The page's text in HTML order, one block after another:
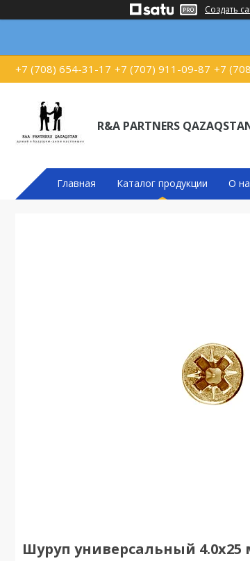
Создать
+7 (708) 654-31-17 +7 (707) 911-09-87 +7
R&A PARTNERS
Главная Каталог продукции О
Шуруп универсальный 4.0х25